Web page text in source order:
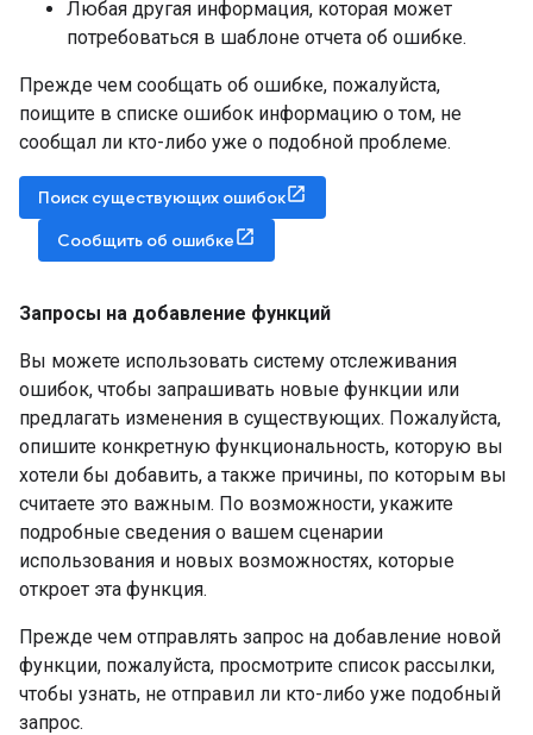
Любая другая информация, которая может
потребоваться в шаблоне отчета об ошибке.
Прежде чем сообщать об ошибке, пожалуйста,
поищите в списке ошибок информацию о том, не
сообщал ли кто-либо уже о подобной проблеме.
Поиск существующих ошибок
Сообщить об ошибке
Запросы на добавление функций
Вы можете использовать систему отслеживания
ошибок, чтобы запрашивать новые функции или
предлагать изменения в существующих. Пожалуйста,
опишите конкретную функциональность, которую вы
хотели бы добавить, а также причины, по которым вы
считаете это важным. По возможности, укажите
подробные сведения о вашем сценарии
использования и новых возможностях, которые
откроет эта функция.
Прежде чем отправлять запрос на добавление новой
функции, пожалуйста, просмотрите список рассылки,
чтобы узнать, не отправил ли кто-либо уже подобный
запрос.